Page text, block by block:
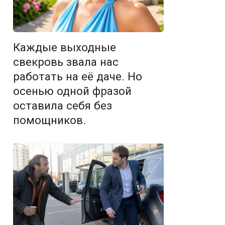
Каждые выходные
свекровь звала нас
работать на её даче. Но
осенью одной фразой
оставила себя без
помощников.